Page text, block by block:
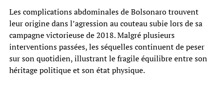
Les complications abdominales de Bolsonaro trouvent
leur origine dans l’agression au couteau subie lors de sa
campagne victorieuse de 2018. Malgré plusieurs
interventions passées, les séquelles continuent de peser
sur son quotidien, illustrant le fragile équilibre entre son
héritage politique et son état physique.